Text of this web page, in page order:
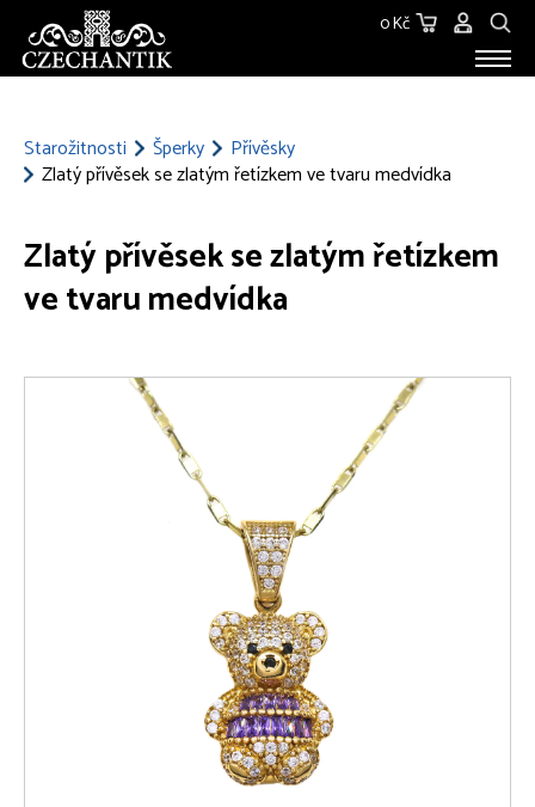
0 Kč
KONTAKT
Starožitnosti Šperky
Přívěsky
Zlatý přívěsek se zlatým řetízkem ve tvaru medvídka
Zlatý přívěsek se zlatým řetízkem
ve tvaru medvídka